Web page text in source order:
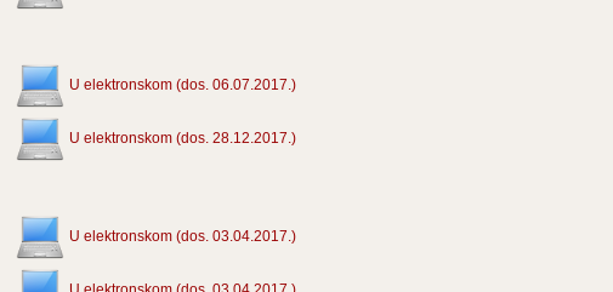
U elektronskom (dos. 06.07.2017.)
U elektronskom (dos. 28.12.2017.)
U elektronskom (dos. 03.04.2017.)